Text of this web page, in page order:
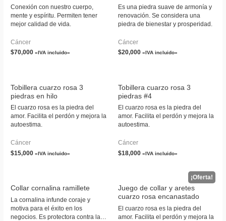
Conexión con nuestro cuerpo,
mente y espíritu. Permiten tener
mejor calidad de vida.
Cáncer
$70,000 «IVA incluido»
Es una piedra suave de armonía y
renovación. Se considera una
piedra de bienestar y prosperidad.
Cáncer
$20,000 «IVA incluido»
Tobillera cuarzo rosa 3
piedras en hilo
El cuarzo rosa es la piedra del
amor. Facilita el perdón y mejora la
autoestima.
Cáncer
$15,000 «IVA incluido»
Tobillera cuarzo rosa 3
piedras #4
El cuarzo rosa es la piedra del
amor. Facilita el perdón y mejora la
autoestima.
Cáncer
$18,000 «IVA incluido»
Collar cornalina ramillete
La cornalina infunde coraje y
motiva para el éxito en los
negocios. Es protectora contra la
Juego de collar y aretes
cuarzo rosa encanastado
El cuarzo rosa es la piedra del
amor. Facilita el perdón y mejora la